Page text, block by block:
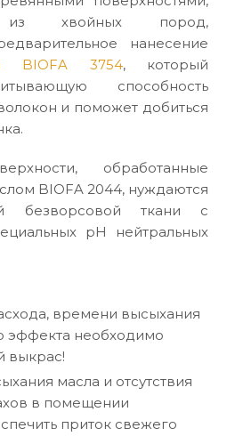
из хвойных пород,
нанесение
BIOFA 3754, который
способность
и поможет добиться
обработанные
BIOFA 2044, нуждаются
безворсовой ткани с
pH нейтральных
времени высыхания
эффекта необходимо
выкрас!
масла и отсутствия
в помещении
приток свежего